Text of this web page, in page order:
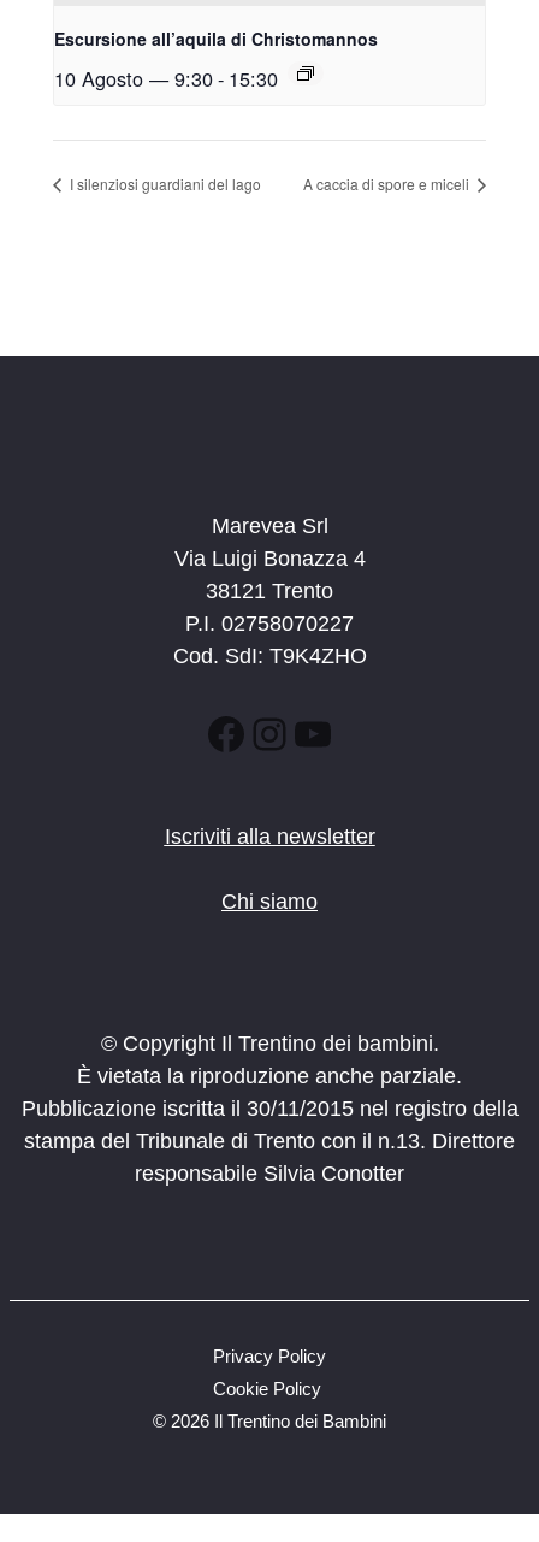
Escursione all’aquila di Christomannos
10 Agosto — 9:30- 15:30
I silenziosi guardiani del lago A caccia di spore e miceli
Marevea Srl
Via Luigi Bonazza 4
38121 Trento
P.I. 02758070227
Cod. SdI: T9K4ZHO
Facebook
Instagram
YouTube
Iscriviti alla newsletter
Chi siamo
© Copyright Il Trentino dei bambini.
È vietata la riproduzione anche parziale.
Pubblicazione iscritta il 30/11/2015 nel registro della
stampa del Tribunale di Trento con il n.13. Direttore
responsabile Silvia Conotter
© 2026 Il Trentino dei Bambini
Privacy Policy
Cookie Policy